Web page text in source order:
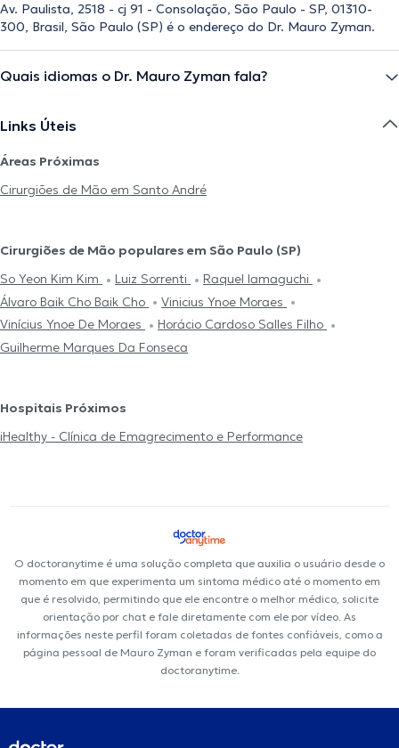
Av. Paulista, 2518 - cj 91 - Consolação, São Paulo - SP, 01310-
300, Brasil, São Paulo (SP) é o endereço do Dr. Mauro Zyman.
Quais idiomas o Dr. Mauro Zyman fala?
Links Úteis
Áreas Próximas
Cirurgiões de Mão em Santo André
Cirurgiões de Mão populares em São Paulo (SP)
So Yeon Kim Kim
Luiz Sorrenti
Raquel Iamaguchi
Álvaro Baik Cho Baik Cho
Vinicius Ynoe Moraes
Vinícius Ynoe De Moraes
Horácio Cardoso Salles Filho
Guilherme Marques Da Fonseca
Hospitais Próximos
iHealthy - Clínica de Emagrecimento e Performance
O doctoranytime é uma solução completa que auxilia o usuário desde o
momento em que experimenta um sintoma médico até o momento em
que é resolvido, permitindo que ele encontre o melhor médico, solicite
orientação por chat e fale diretamente com ele por vídeo. As
informações neste perfil foram coletadas de fontes confiáveis, como a
página pessoal de Mauro Zyman e foram verificadas pela equipe do
doctoranytime.